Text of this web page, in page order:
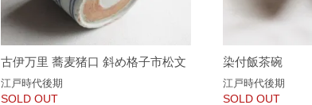
古伊万里 蕎麦猪口 斜め格子市松文
江戸時代後期
SOLD OUT
染付飯茶碗
江戸時代後期
SOLD OUT